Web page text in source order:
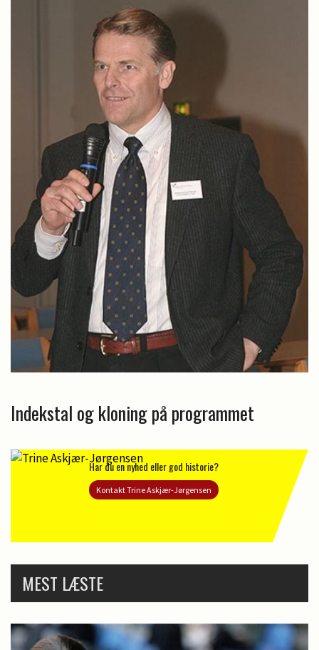
Indekstal og kloning på programmet
Har du en nyhed eller god historie?
Kontakt Trine Askjær-Jørgensen
MEST LÆSTE